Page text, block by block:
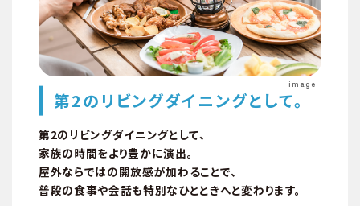
周辺環境
image
第2のリビングダイニングとして。
第2のリビングダイニングとして、
家族の時間をより豊かに演出。
屋外ならではの開放感が加わることで、
普段の食事や会話も特別なひとときへと変わります。